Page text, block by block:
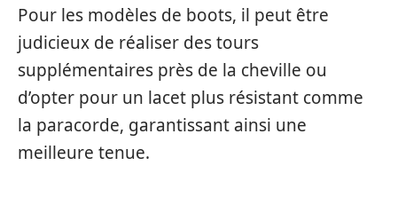
Pour les modèles de boots, il peut être
judicieux de réaliser des tours
supplémentaires près de la cheville ou
d’opter pour un lacet plus résistant comme
la paracorde, garantissant ainsi une
meilleure tenue.